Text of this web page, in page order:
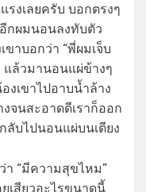
งเลยครับ บอกตรงๆ
กผมนอนลงทับตัว
าบอกว่า “พี่ผมเจ็บ
แล้วมานอนแผ่ข้างๆ
งเขาไปอาบน้ำล้าง
จนสะอาดดีเราก็ออก
ลับไปนอนแผ่บนเตียง
า “มีความสุขไหม”
เสียวอะไรขนาดนี้